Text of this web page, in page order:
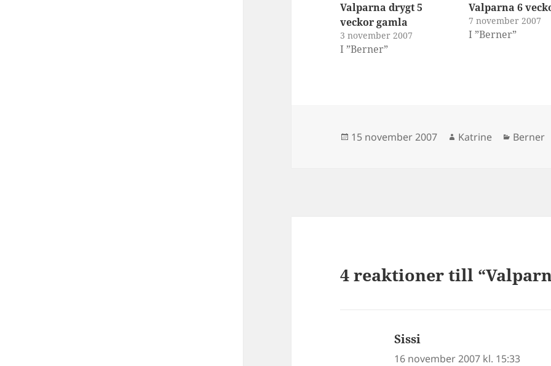
Valparna drygt 5
veckor gamla
3 november 2007
I ”Berner”
Valparna 6
7 november 2007
I ”Berner”
Postat
15 november 2007 Författare
Katrine Berner
4 reaktioner till
Sissi
16 november 2007 kl. 15:33